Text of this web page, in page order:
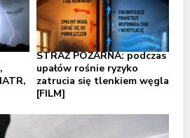
STRAŻ POŻARNA: podczas
upałów rośnie ryzyko
zatrucia się tlenkiem węgla
[FILM]